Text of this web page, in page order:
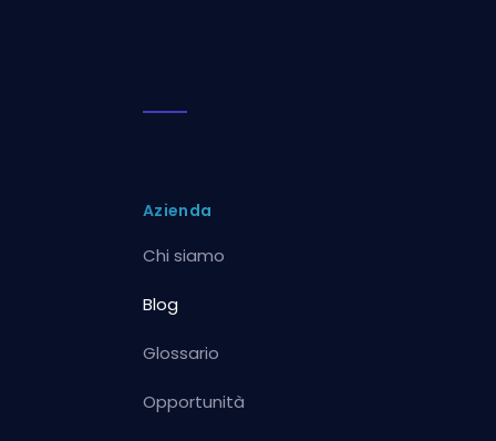
Azienda
Chi siamo
Blog
Glossario
Opportunità